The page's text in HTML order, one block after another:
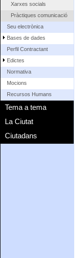
Xarxes socials
Pràctiques comunicació
Seu electrònica
Bases de dades
Perfil Contractant
Edictes
Normativa
Mocions
Recursos Humans
Tema a tema
La Ciutat
Ciutadans